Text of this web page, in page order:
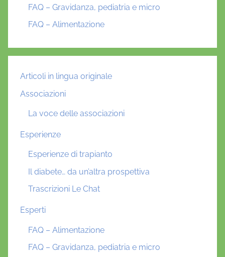
FAQ – Gravidanza, pediatria e micro
FAQ – Alimentazione
Articoli in lingua originale
Associazioni
La voce delle associazioni
Esperienze
Esperienze di trapianto
Il diabete… da un’altra prospettiva
Trascrizioni Le Chat
Esperti
FAQ – Alimentazione
FAQ – Gravidanza, pediatria e micro